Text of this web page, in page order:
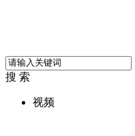
搜 索
视频